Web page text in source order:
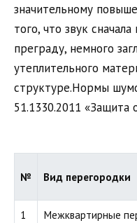
значительному
того, что звук
преграду, немного
утеплительного
структуре.Нормы
51.1330.2011 «Защита
№ Вид перегородки
1 Межквартирные